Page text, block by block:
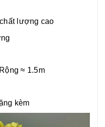
lượng cao
≈ 1.5m
kèm